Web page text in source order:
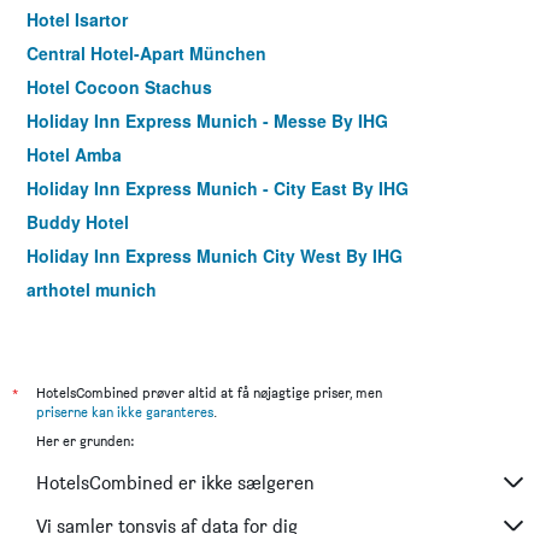
Hotel Isartor
Central Hotel-Apart München
Hotel Cocoon Stachus
Holiday Inn Express Munich - Messe By IHG
Hotel Amba
Holiday Inn Express Munich - City East By IHG
Buddy Hotel
Holiday Inn Express Munich City West By IHG
arthotel munich
Garner Hotel Munich - Messe by IHG
Hotel Adria München
Mercure Hotel München Altstadt
Hotel Schlicker
*
HotelsCombined prøver altid at få nøjagtige priser, men
priserne kan ikke garanteres.
Her er grunden:
HotelsCombined er ikke sælgeren
Vi samler tonsvis af data for dig